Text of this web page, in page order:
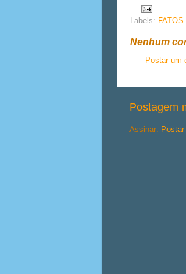
Labels:
Nenhum
Postar um
Postagem
Assinar: